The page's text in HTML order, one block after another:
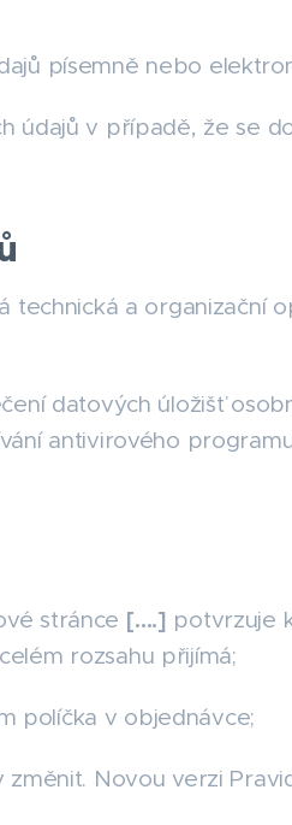
písemně nebo
údajů v případě, že se
technická a organizační
datových úložišť
antivirového
stránce [….] potvrzuje
rozsahu přijímá;
políčka v objednávce;
Novou verzi